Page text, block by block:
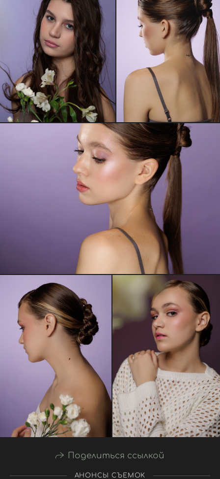
Поделиться ссылкой
АНОНСЫ СЪЕМОК